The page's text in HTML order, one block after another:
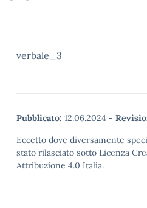
verbale_3
Pubblicato: 12.06.2024 -
Eccetto dove diversamente
stato rilasciato sotto Licenza
Attribuzione 4.0 Italia.